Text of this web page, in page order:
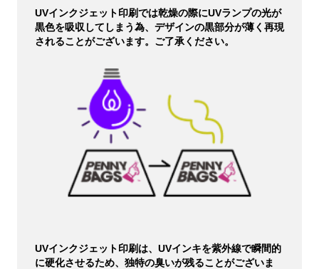
UVインクジェット印刷では乾燥の際にUVランプの光が
黒色を吸収してしまう為、デザインの黒部分が薄く再現
されることがございます。ご了承ください。
UVインクジェット印刷は、UVインキを紫外線で瞬間的
に硬化させるため、独特の臭いが残ることがございま